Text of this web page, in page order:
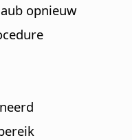
opnieuw